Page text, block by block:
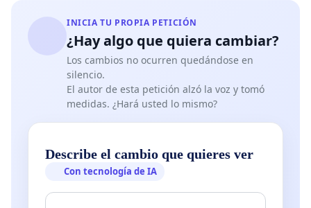
INICIA TU PROPIA PETICIÓN
¿Hay algo que quiera cambiar?
Los cambios no ocurren quedándose en
silencio.
El autor de esta petición alzó la voz y tomó
medidas. ¿Hará usted lo mismo?
Describe el cambio que quieres ver
Con tecnología de IA